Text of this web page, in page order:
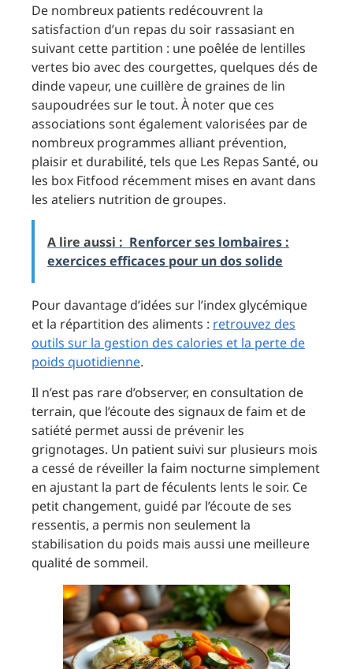
De nombreux patients redécouvrent la
satisfaction d’un repas du soir rassasiant en
suivant cette partition : une poêlée de lentilles
vertes bio avec des courgettes, quelques dés de
dinde vapeur, une cuillère de graines de lin
saupoudrées sur le tout. À noter que ces
associations sont également valorisées par de
nombreux programmes alliant prévention,
plaisir et durabilité, tels que Les Repas Santé, ou
les box Fitfood récemment mises en avant dans
les ateliers nutrition de groupes.
A lire aussi : Renforcer ses lombaires :
exercices efficaces pour un dos solide
Pour davantage d’idées sur l’index glycémique
et la répartition des aliments : retrouvez des
outils sur la gestion des calories et la perte de
poids quotidienne.
Il n’est pas rare d’observer, en consultation de
terrain, que l’écoute des signaux de faim et de
satiété permet aussi de prévenir les
grignotages. Un patient suivi sur plusieurs mois
a cessé de réveiller la faim nocturne simplement
en ajustant la part de féculents lents le soir. Ce
petit changement, guidé par l’écoute de ses
ressentis, a permis non seulement la
stabilisation du poids mais aussi une meilleure
qualité de sommeil.